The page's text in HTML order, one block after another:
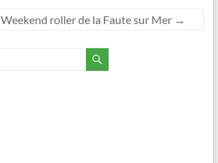
Weekend roller de la Faute sur Mer →